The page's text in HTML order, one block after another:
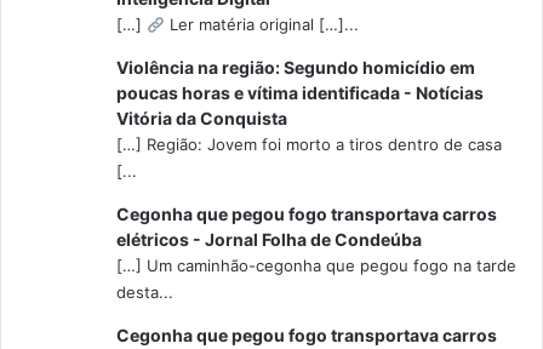
[…] Ler matéria original […]...
Violência na região: Segundo homicídio em
poucas horas e vítima identificada - Notícias
Vitória da Conquista
[…] Região: Jovem foi morto a tiros dentro de casa
[...
Cegonha que pegou fogo transportava carros
elétricos - Jornal Folha de Condeúba
[…] Um caminhão-cegonha que pegou fogo na tarde
desta...
Cegonha que pegou fogo transportava carros